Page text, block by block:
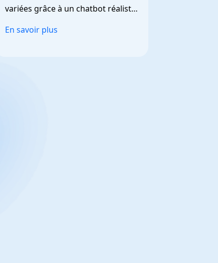
variées grâce à un chatbot réaliste
En savoir plus